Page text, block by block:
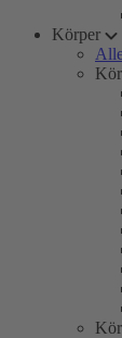
Körper